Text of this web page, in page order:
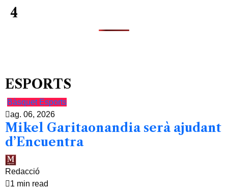
4
ESPORTS
Bàsquet Esports
ag. 06, 2026
Mikel Garitaonandia serà ajudant
d’Encuentra
Redacció
1 min read